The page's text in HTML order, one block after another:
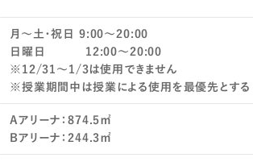
月～土・祝日 9:00～20:00
日曜日 12:00～20:00
※12/31～1/3は使用できません
※授業期間中は授業による使用を最優先とする
Aアリーナ：874.5㎡
Bアリーナ：244.3㎡